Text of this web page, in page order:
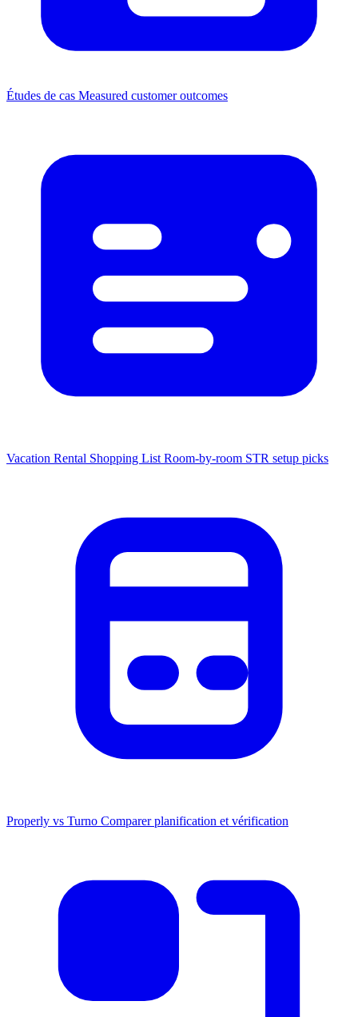
Études de cas Measured customer outcomes
Vacation Rental Shopping List Room-by-room STR setup picks
Properly vs Turno Comparer planification et vérification